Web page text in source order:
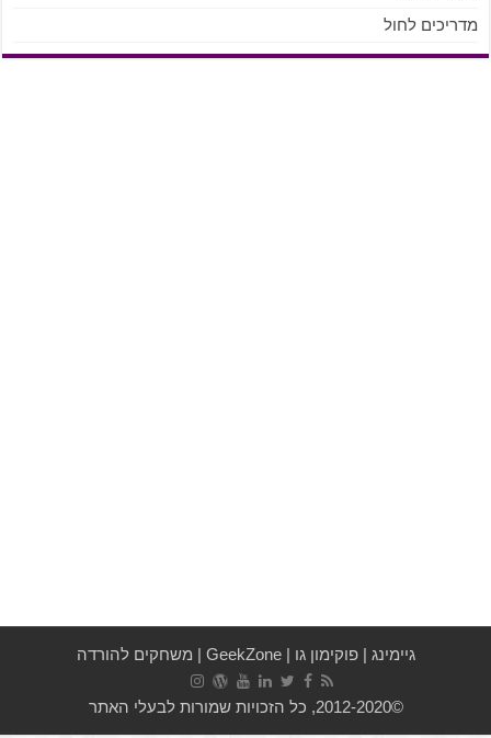
מדריכים לחול
גיימינג| פוקימון גו|
GeekZone
| משחקים להורדה
©2012-2020, כל הזכויות שמורות לבעלי האתר